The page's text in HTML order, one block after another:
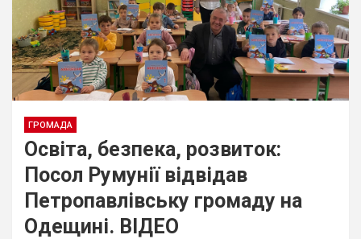
ГРОМАДА
Освіта, безпека, розвиток:
Посол Румунії відвідав
Петропавлівську громаду на
Одещині. ВІДЕО